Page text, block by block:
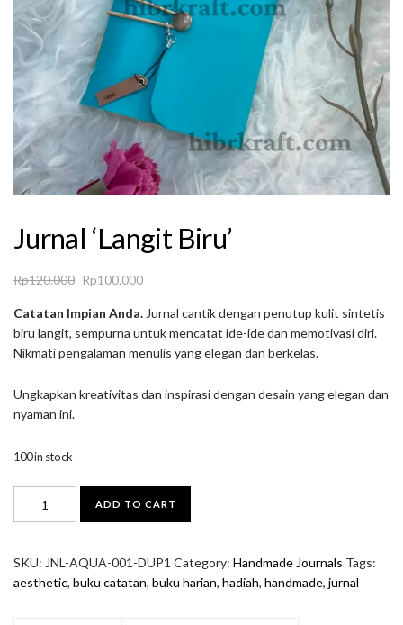
Jurnal ‘Langit Biru’
Rp120.000 Original
was:
Rp120.000.
Rp100.000Current
is:
Rp100.000.
Catatan Impian Anda. Jurnal cantik dengan penutup kulit sintetis
biru langit, sempurna untuk mencatat ide-ide dan memotivasi diri.
Nikmati pengalaman menulis yang elegan dan berkelas.
Ungkapkan kreativitas dan inspirasi dengan desain yang elegan dan
nyaman ini.
100 in stock
'Langit
ADD TO CART
SKU: JNL-AQUA-001-DUP1 Category: Handmade Journals Tags:
aesthetic, buku catatan, buku harian, hadiah, handmade, jurnal